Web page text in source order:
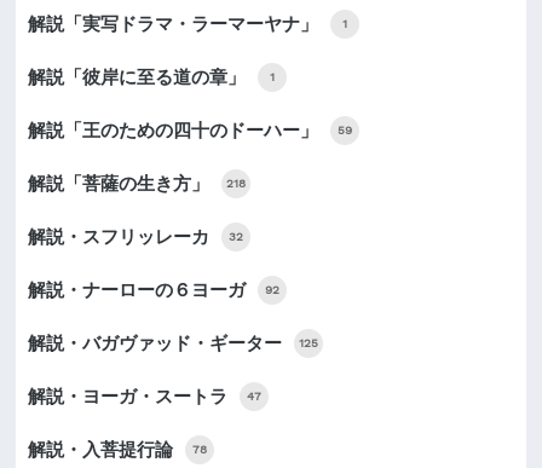
解説「実写ドラマ・ラーマーヤナ」 1
解説「彼岸に至る道の章」 1
解説「王のための四十のドーハー」 59
解説「菩薩の生き方」 218
解説・スフリッレーカ 32
解説・ナーローの６ヨーガ 92
解説・バガヴァッド・ギーター 125
解説・ヨーガ・スートラ 47
解説・入菩提行論 78